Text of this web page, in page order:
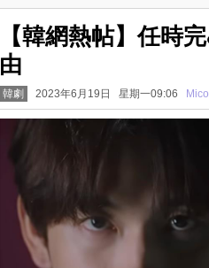
【韓網熱帖】任時
由
韓劇 2023年6月19日 星期一09:06 Mico